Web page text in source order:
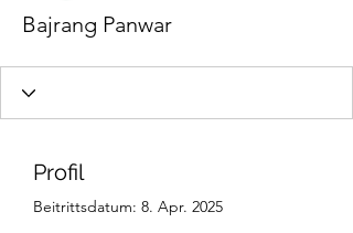
Bajrang Panwar
Profil
Beitrittsdatum: 8. Apr. 2025